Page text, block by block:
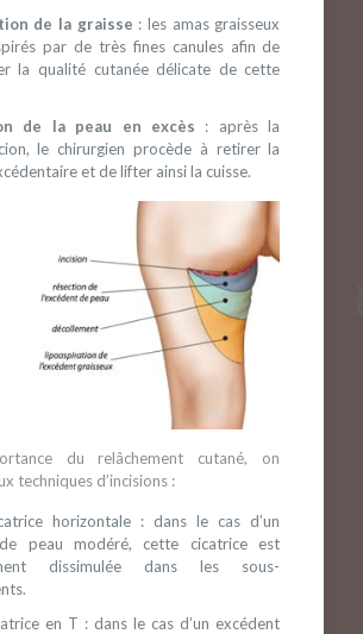
de la graisse : les amas graisseux
par de très fines canules afin de
la qualité cutanée délicate de cette
de la peau en excès : après la
le chirurgien procède à retirer la
et de lifter ainsi la cuisse.
du relâchement cutané, on
techniques d’incisions :
horizontale : dans le cas d’un
peau modéré, cette cicatrice est
dissimulée dans les sous-
en T : dans le cas d’un excédent